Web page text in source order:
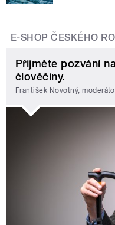
E-SHOP ČESKÉHO
Přijměte pozvání
člověčiny.
František Novotný,